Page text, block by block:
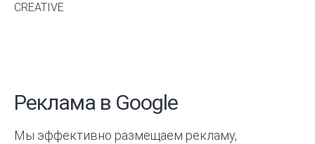
CREATIVE
Реклама в Google
Мы эффективно размещаем рекламу,